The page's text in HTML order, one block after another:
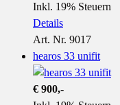
Inkl. 19% Steuern
Details
Art. Nr. 9017
hearos 33 unifit
€ 900,-